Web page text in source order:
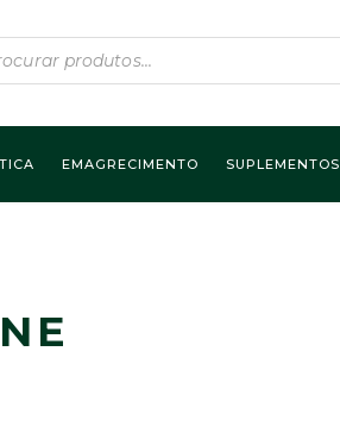
EMAGRECIMENTO SUPLEMENTOS